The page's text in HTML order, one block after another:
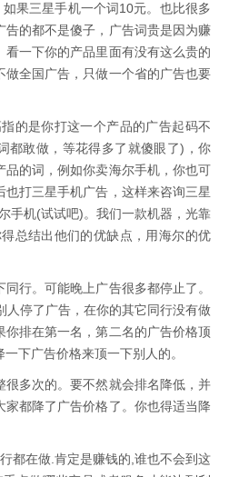
果三星手机一个词10元。也比很多
告的都不是傻子，广告词贵是因为赚
一下你的产品里面有没有这么贵的
做全国广告，只做一个省的广告也要
的是你打这一个产品的广告起码不
都敢做，等花得多了就傻眼了)，你
品的词，例如你卖海尔手机，你也可
也打三星手机广告，这样来咨询三星
手机(试试吧)。我们一款机器，光靠
总结出他们的优缺点，用海尔的优
行。可能晚上广告很多都停止了。
人停了广告，在你的其它同行没有做
你排在第一名，第二名的广告价格顶
下广告价格来顶一下别人的。
很多次的。要不然就会排名降低，并
家都降了广告价格了。你也得适当降
都在做.肯定是赚钱的,谁也不会到这